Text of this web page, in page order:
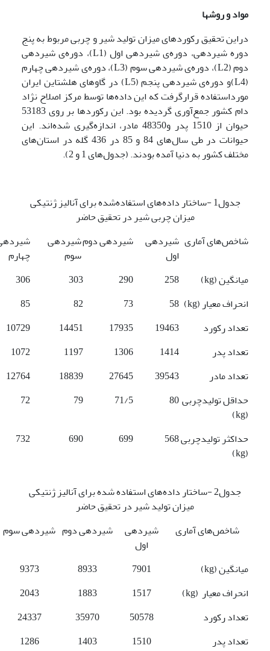
مواد و روشها
دراین تحقیق رکوردهای میزان تولید شیر و چربی مربوط به پنج
دوره شیردهی، دوره‌ی شیردهی اول (L1)، دوره‌ی شیردهی
دوم (L2)، دوره‌ی شیردهی سوم (L3)، دوره‌ی شیردهی چهارم
(L4)و دوره‌ی شیردهی پنجم (L5) در گاوهای هلشتاین ایران
مورداستفاده قرارگرفت که این داده‌ها توسط مرکز اصلاح نژاد
دام کشور جمع‌آوری گردیده بود. این رکوردها بر روی 53183
حیوان از 1510 پدر و48350 مادر، اندازه‌گیری شده‌اند. این
حیوانات در طی سال‌های 84 و 85 در 436 گله در استان‌های
مختلف کشور به دنیا آمده بودند. (جدول‌های 1 و 2).
جدول1 -ساختار داده‌های استفاده‌شده برای آنالیز ژنتیکی
میزان چربی شیر در تحقیق حاضر
شاخص‌های آماری شیردهی
اول
شیردهی دومشیردهی
سوم
چهارم
میانگین (kg)
258
290
303
306
انحراف معیار (kg)
58
73
82
85
تعداد رکورد
19463
17935
14451
10729
تعداد پدر
1414
1306
1197
1072
تعداد مادر
39543
27645
18839
12764
حداقل تولید­چربی
(kg)
80
71/5
79
72
حداکثر تولید­چربی
(kg)
568
699
690
732
جدول2 -ساختار داده‌های استفاده‌ شده برای آنالیز ژنتیکی
میزان تولید شیر در تحقیق حاضر
شاخص‌های آماری
شیردهی
اول
شیردهی دوم شیردهی سوم
میانگین (kg) 7901
8933
9373
انحراف معیار (kg)
1517
1883
2043
تعداد رکورد
50578
35970
24337
تعداد پدر
1510
1403
1286